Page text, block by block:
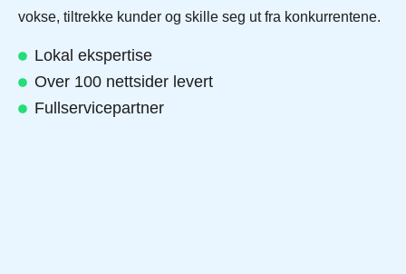
vokse, tiltrekke kunder og skille seg ut fra konkurrentene.
Lokal ekspertise
Over 100 nettsider levert
Fullservicepartner